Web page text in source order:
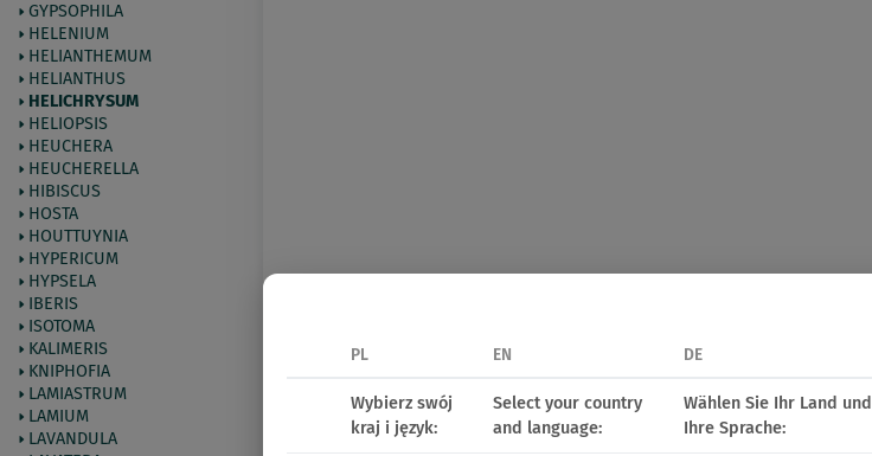
GYPSOPHILA
HELENIUM
HELIANTHEMUM
HELIANTHUS
HELICHRYSUM
HELIOPSIS
HEUCHERA
HEUCHERELLA
HIBISCUS
HOSTA
HOUTTUYNIA
HYPERICUM
HYPSELA
IBERIS
ISOTOMA
KALIMERIS
KNIPHOFIA
LAMIASTRUM
LAMIUM
LAVANDULA
PL EN DE
Wybierz swój
kraj i język:
Select your country
and language:
Wählen Sie Ihr Land und
Ihre Sprache: